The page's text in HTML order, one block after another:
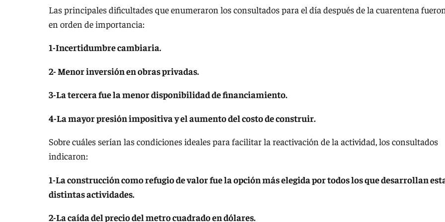
Las principales dificultades que enumeraron los consultados para el día después de la cuarentena
en orden de importancia:
1-Incertidumbre cambiaria.
2- Menor inversión en obras privadas.
3-La tercera fue la menor disponibilidad de financiamiento.
4-La mayor presión impositiva y el aumento del costo de construir.
Sobre cuáles serían las condiciones ideales para facilitar la reactivación de la actividad, los consultados
indicaron:
1-La construcción como refugio de valor fue la opción más elegida por todos los que desarrollan
distintas actividades.
2-La caída del precio del metro cuadrado en dólares.